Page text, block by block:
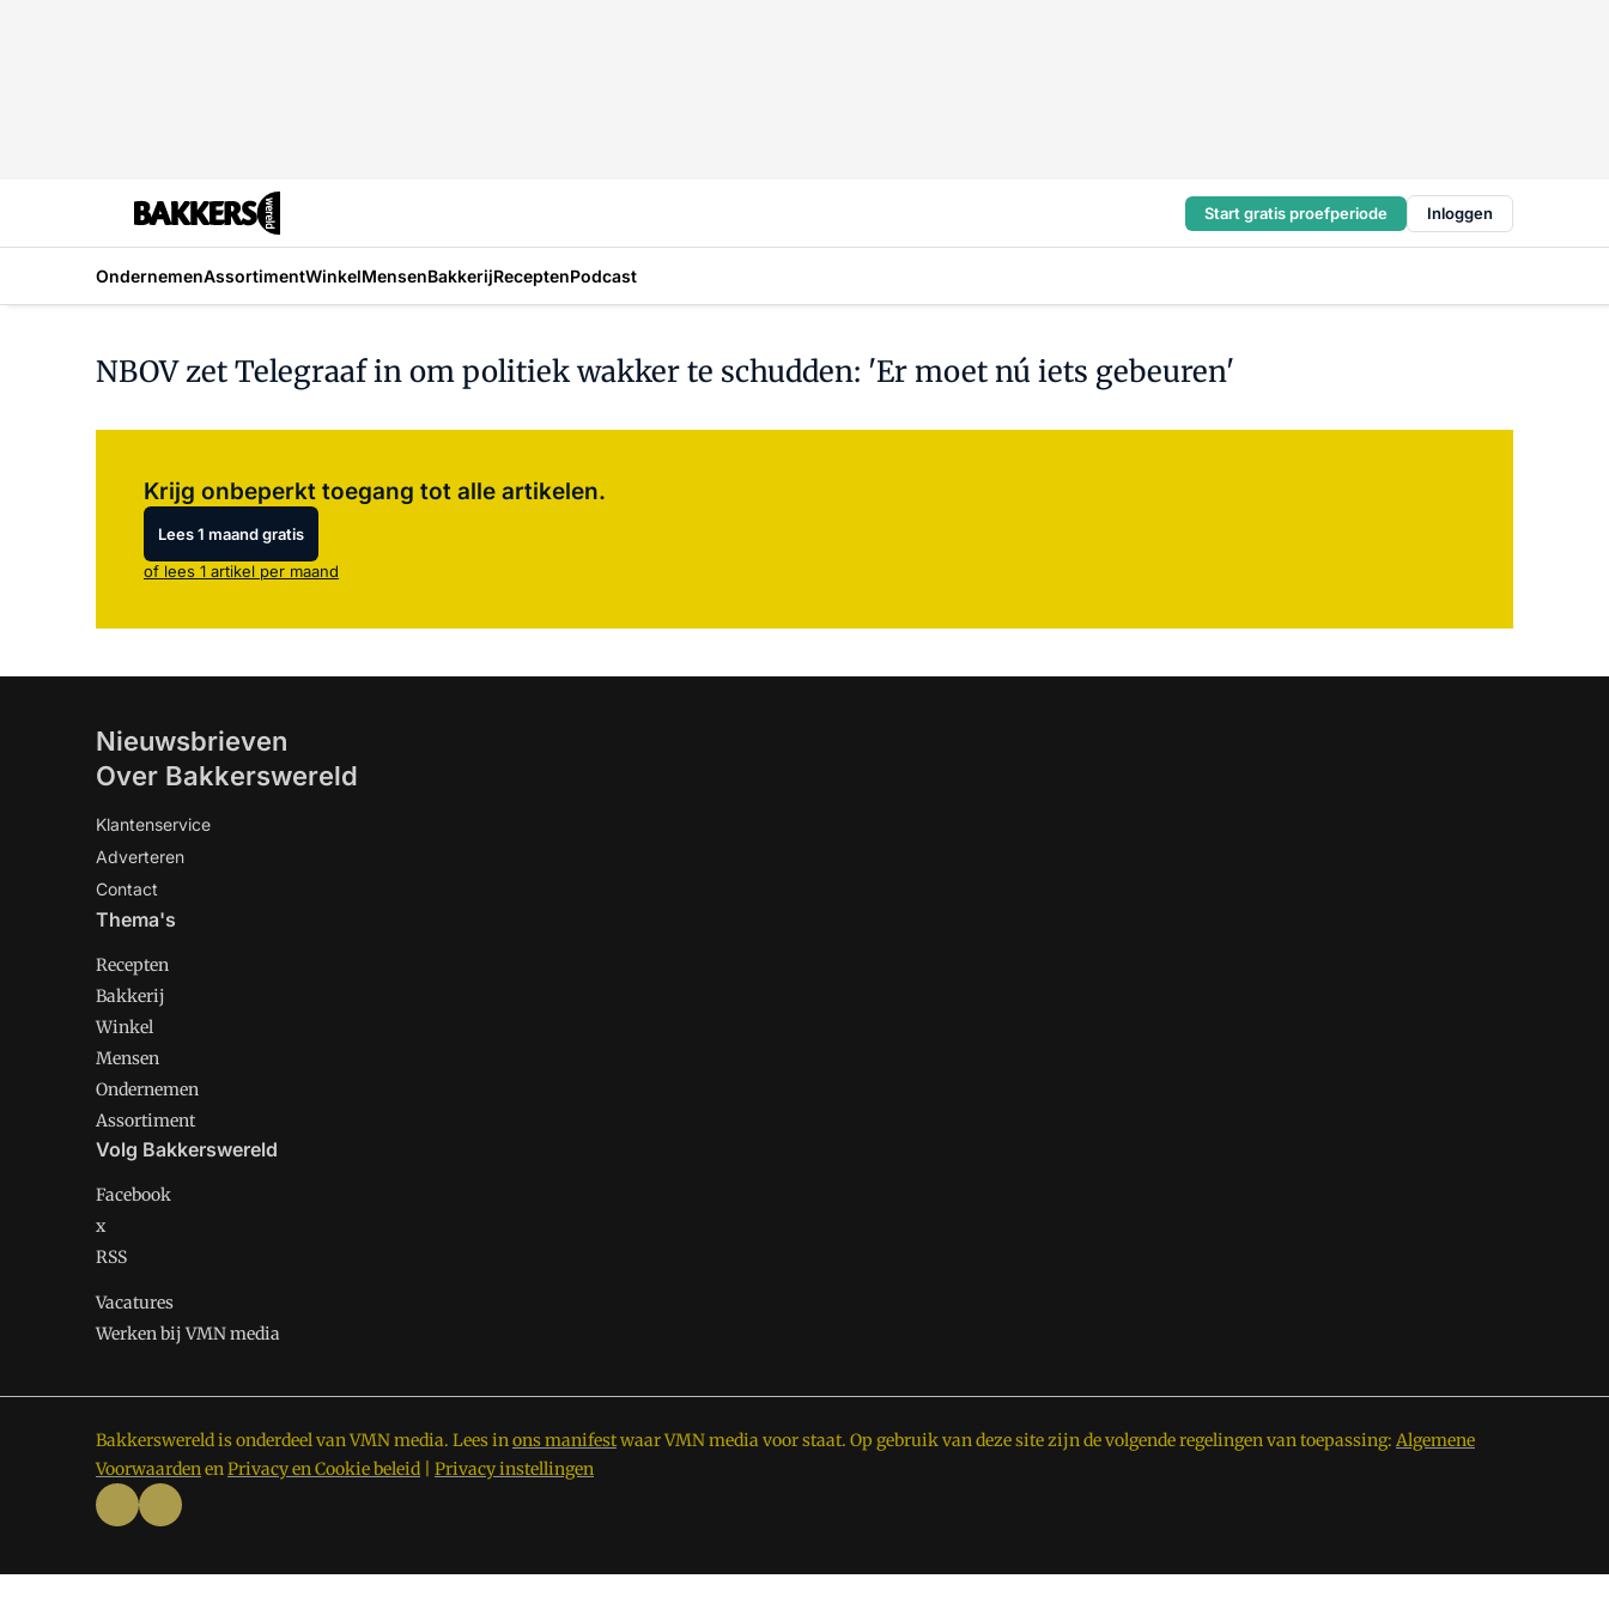
Start gratis proefperiode Inloggen
OndernemenAssortimentWinkelMensenBakkerijReceptenPodcast
NBOV zet Telegraaf in om politiek wakker te schudden: 'Er moet nú iets gebeuren'
Krijg onbeperkt toegang tot alle artikelen.
Lees 1 maand gratis
of lees 1 artikel per maand
Nieuwsbrieven
Over Bakkerswereld
Klantenservice
Adverteren
Contact
Thema's
Recepten
Bakkerij
Winkel
Mensen
Ondernemen
Assortiment
Volg Bakkerswereld
Facebook
x
RSS
Vacatures
Werken bij VMN media
Bakkerswereld is onderdeel van VMN media. Lees inons manifestwaar VMN media voor staat. Op gebruik van deze site zijn de volgende regelingen van toepassing: Algemene
VoorwaardenenPrivacy en Cookie beleid Privacy instellingen